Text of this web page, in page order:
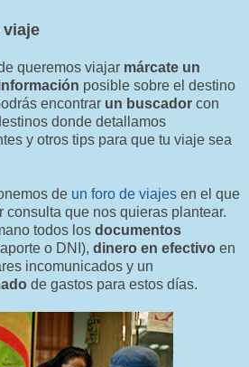
viaje
queremos viajar márcate un
posible sobre el destino
encontrar un buscador con
donde detallamos
y otros tips para que tu viaje sea
de un foro de viajes en el que
consulta que nos quieras plantear.
todos los documentos
o DNI), dinero en efectivo en
incomunicados y un
de gastos para estos días.